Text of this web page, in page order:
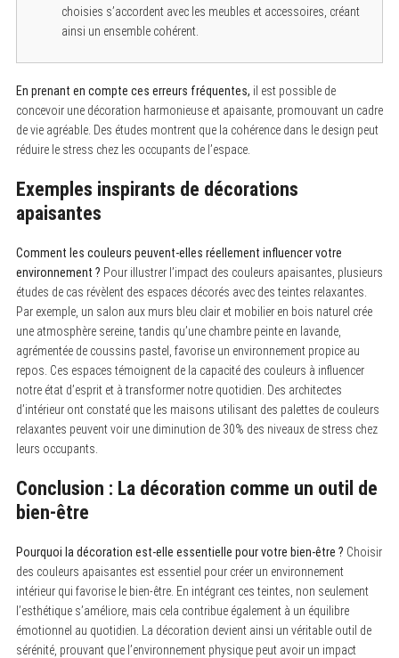
choisies s’accordent avec les meubles et accessoires, créant
ainsi un ensemble cohérent.
En prenant en compte ces erreurs fréquentes, il est possible de
concevoir une décoration harmonieuse et apaisante, promouvant un cadre
de vie agréable. Des études montrent que la cohérence dans le design peut
réduire le stress chez les occupants de l’espace.
Exemples inspirants de décorations
apaisantes
Comment les couleurs peuvent-elles réellement influencer votre
environnement ? Pour illustrer l’impact des couleurs apaisantes, plusieurs
études de cas révèlent des espaces décorés avec des teintes relaxantes.
Par exemple, un salon aux murs bleu clair et mobilier en bois naturel crée
une atmosphère sereine, tandis qu’une chambre peinte en lavande,
agrémentée de coussins pastel, favorise un environnement propice au
repos. Ces espaces témoignent de la capacité des couleurs à influencer
notre état d’esprit et à transformer notre quotidien. Des architectes
d’intérieur ont constaté que les maisons utilisant des palettes de couleurs
relaxantes peuvent voir une diminution de 30% des niveaux de stress chez
leurs occupants.
Conclusion : La décoration comme un outil de
bien-être
Pourquoi la décoration est-elle essentielle pour votre bien-être ? Choisir
des couleurs apaisantes est essentiel pour créer un environnement
intérieur qui favorise le bien-être. En intégrant ces teintes, non seulement
l’esthétique s’améliore, mais cela contribue également à un équilibre
émotionnel au quotidien. La décoration devient ainsi un véritable outil de
sérénité, prouvant que l’environnement physique peut avoir un impact